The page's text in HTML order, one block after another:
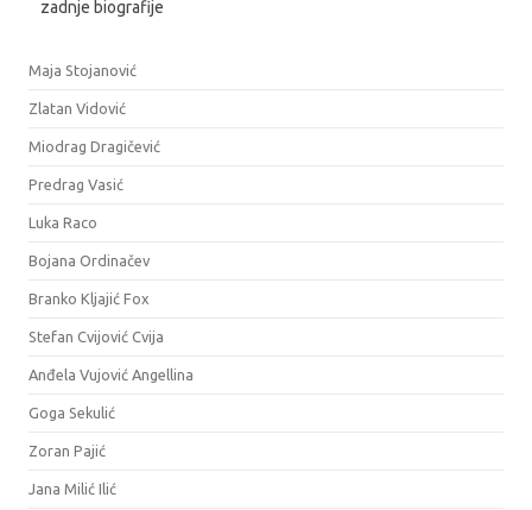
zadnje biografije
Maja Stojanović
Zlatan Vidović
Miodrag Dragičević
Predrag Vasić
Luka Raco
Bojana Ordinačev
Branko Kljajić Fox
Stefan Cvijović Cvija
Anđela Vujović Angellina
Goga Sekulić
Zoran Pajić
Jana Milić Ilić